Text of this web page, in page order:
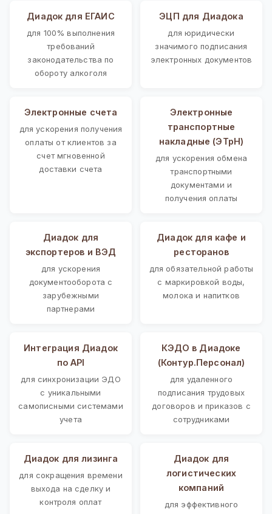
Диадок для ЕГАИС
для 100% выполнения
требований
законодательства по
обороту алкоголя
ЭЦП для Диадока
для юридически
значимого подписания
электронных документов
Электронные счета
для ускорения получения
оплаты от клиентов за
счет мгновенной
доставки счета
Электронные
транспортные
накладные (ЭТрН)
для ускорения обмена
транспортными
документами и
получения оплаты
Диадок для
экспортеров и ВЭД
для ускорения
документооборота с
зарубежными
партнерами
Диадок для кафе и
ресторанов
для обязательной работы
с маркировкой воды,
молока и напитков
Интеграция Диадок
по API
для синхронизации ЭДО
с уникальными
самописными системами
учета
КЭДО в Диадоке
(Контур.Персонал)
для удаленного
подписания трудовых
договоров и приказов с
сотрудниками
Диадок для лизинга
для сокращения времени
выхода на сделку и
контроля оплат
Диадок для
логистических
компаний
для эффективного